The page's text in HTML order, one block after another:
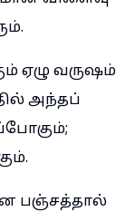
ஏழு வருஷம்
அந்தப்
பஞ்சத்தால்